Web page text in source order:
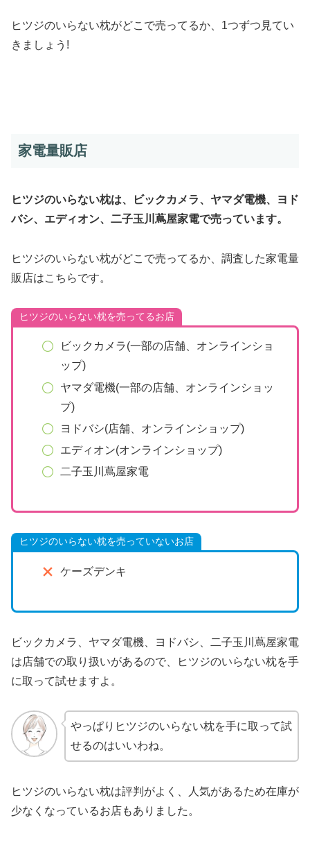
ヒツジのいらない枕がどこで売ってるか、1つずつ見てい
きましょう!
家電量販店
ヒツジのいらない枕は、ビックカメラ、 ヤマダ電機、ヨド
バシ、エディオン、二子玉川蔦屋家電で売っています。
ヒツジのいらない枕がどこで売ってるか、調査した家電量
販店はこちらです。
ヒツジのいらない枕を売ってるお店
ビックカメラ(一部の店舗、オンラインショ
ップ)
ヤマダ電機(一部の店舗、オンラインショッ
プ)
ヨドバシ(店舗、オンラインショップ)
エディオン(オンラインショップ)
二子玉川蔦屋家電
ヒツジのいらない枕を売っていないお店
ケーズデンキ
ビックカメラ、ヤマダ電機、ヨドバシ、二子玉川蔦屋家電
は店舗での取り扱いがあるので、ヒツジのいらない枕を手
に取って試せますよ。
やっぱりヒツジのいらない枕を手に取って試
せるのはいいわね。
ヒツジのいらない枕は評判がよく、人気があるため在庫が
少なくなっているお店もありました。